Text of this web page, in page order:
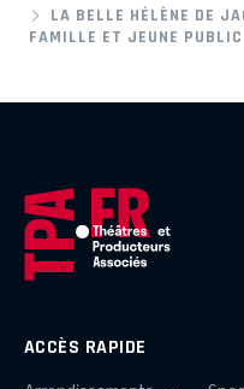
LA BELLE HÉLÈNE DE
FAMILLE ET JEUNE PUBLIC
ACCÈS RAPIDE